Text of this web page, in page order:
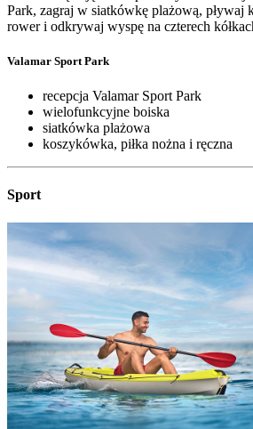
Park, zagraj w siatkówkę plażową, pływaj
rower i odkrywaj wyspę na czterech
Valamar Sport Park
recepcja Valamar Sport Park
wielofunkcyjne boiska
siatkówka plażowa
koszykówka, piłka nożna i ręczna
Sport